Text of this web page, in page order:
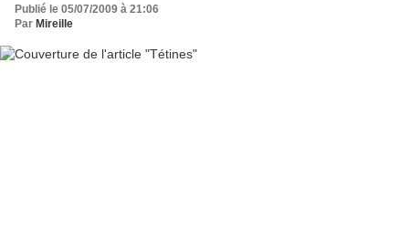
Publié le 05/07/2009 à 21:06
Par Mireille